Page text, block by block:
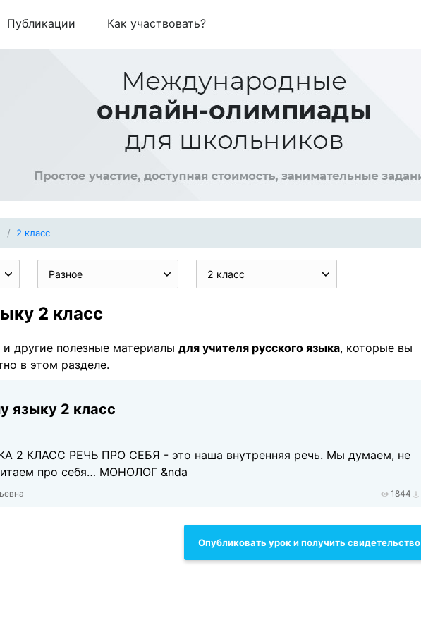
Публикации Как участвовать?
2 класс
Разное 2 класс
2 класс
и другие полезные материалы для учителя русского языка, которые вы
в этом разделе.
языку 2 класс
2 КЛАСС РЕЧЬ ПРО СЕБЯ - это наша внутренняя речь. Мы думаем, не
про себя… МОНОЛОГ &nda
1844
Опубликовать урок и получить свидетельство